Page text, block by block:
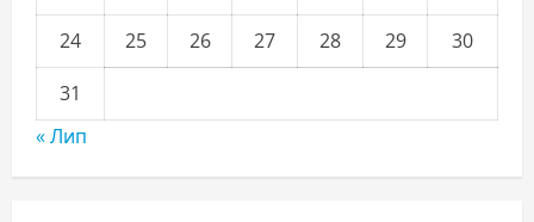
24
25 26 27 28 29
30
31
« Лип